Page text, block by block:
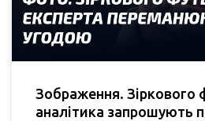
Зображення. Зіркового
аналітика запрошують